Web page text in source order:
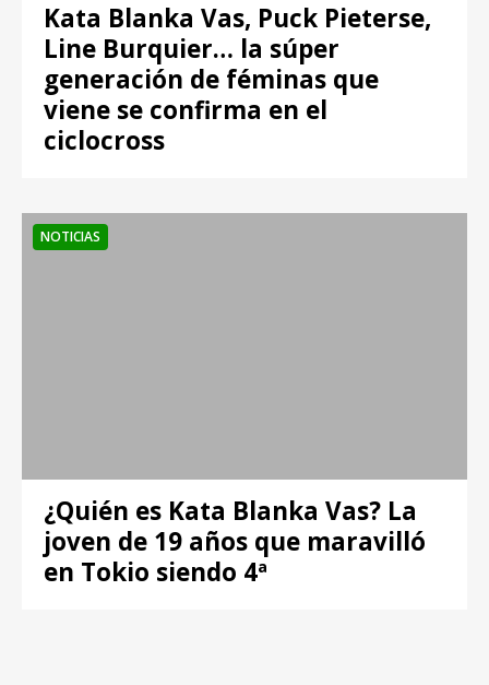
Kata Blanka Vas, Puck Pieterse,
Line Burquier… la súper
generación de féminas que
viene se confirma en el
ciclocross
NOTICIAS
¿Quién es Kata Blanka Vas? La
joven de 19 años que maravilló
en Tokio siendo 4ª